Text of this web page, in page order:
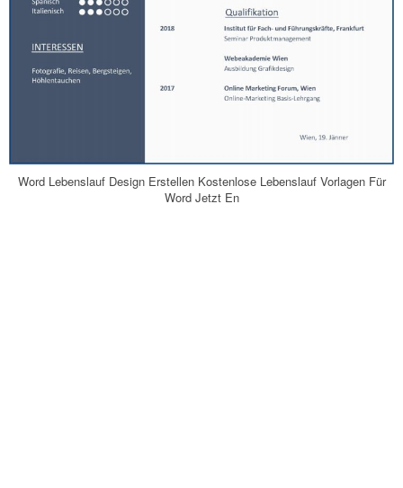
Word Lebenslauf Design Erstellen Kostenlose Lebenslauf Vorlagen Für
Word Jetzt En